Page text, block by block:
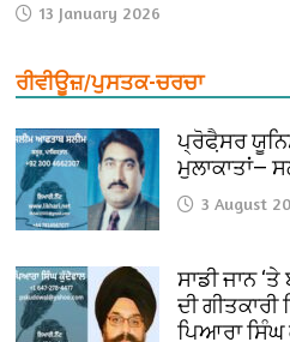
13 January 2026
ਰੀਵੀਊਜ਼/ਪੁਸਤਕ-ਚਰਚਾ
ਪ੍ਰੋਫੈ਼ਸਰ
ਮੁਲਾਕਾਤਾਂ—
3 August
ਸਾਡੀ ਜਾਨ
ਦੀ
ਪਿਆਰਾ ਸਿੰਘ